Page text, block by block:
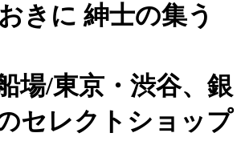
きに 紳士の集う
場/東京・渋谷、銀
セレクトショップ